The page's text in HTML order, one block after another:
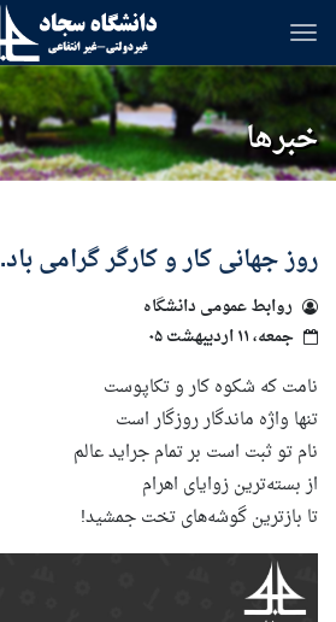
رفتن
محتوای
اصلی
خبرها
روز جهانی کار و کارگر گرامی باد.
روابط عمومی دانشگاه
جمعه، ۱۱ اردیبهشت ۰۵
نامت که شکوه کار و تکاپوست
تنها واژه ماندگار روزگار است
نام تو ثبت است بر تمام جراید عالم
از بسته‌ترین زوایای اهرام
تا بازترین گوشه‌های تخت جمشید!